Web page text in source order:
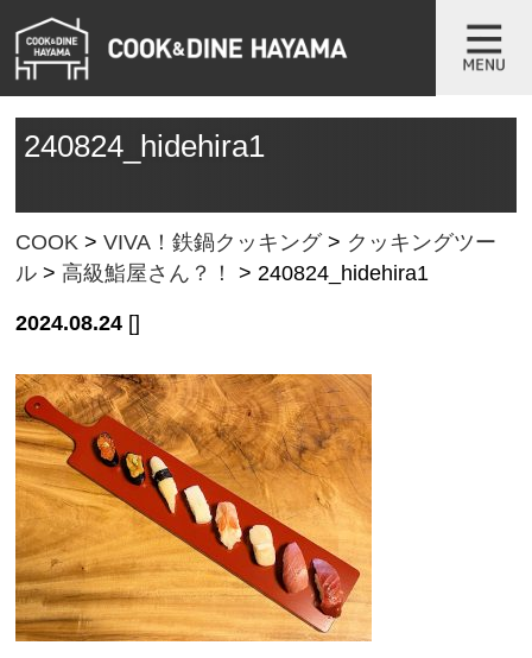
240824_hidehira1
COOK >VIVA！鉄鍋クッキング> クッキングツー
ル > 高級鮨屋さん？！ > 240824_hidehira1
2024.08.24 []